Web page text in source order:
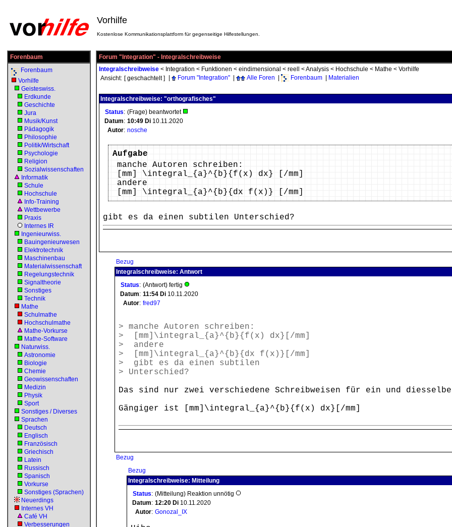
Vorhilfe
Kostenlose Kommunikationsplattform für gegenseitige Hilfestellungen.
Forenbaum
Forenbaum
Vorhilfe
Geisteswiss.
Erdkunde
Geschichte
Jura
Musik/Kunst
Pädagogik
Philosophie
Politik/Wirtschaft
Psychologie
Religion
Sozialwissenschaften
Informatik
Schule
Hochschule
Info-Training
Wettbewerbe
Praxis
Internes IR
Ingenieurwiss.
Bauingenieurwesen
Elektrotechnik
Maschinenbau
Materialwissenschaft
Regelungstechnik
Signaltheorie
Sonstiges
Technik
Mathe
Schulmathe
Hochschulmathe
Mathe-Vorkurse
Mathe-Software
Naturwiss.
Astronomie
Biologie
Chemie
Geowissenschaften
Medizin
Physik
Sport
Sonstiges / Diverses
Sprachen
Deutsch
Englisch
Französisch
Griechisch
Latein
Russisch
Spanisch
Vorkurse
Sonstiges (Sprachen)
Neuerdings
Internes VH
Café VH
Verbesserungen
Forum "Integration" - Integralschreibweise
Integralschreibweise < Integration < Funktionen < eindimensional < reell <Analysis < Hochschule < Mathe < Vorhilfe
Ansicht: [ geschachtelt ] Forum "Integration" Alle Foren Forenbaum Materialien
Integralschreibweise: "orthografisches"
Status: (Frage) beantwortet
Datum: 10:49 Di 10.11.2020
Autor: nosche
Aufgabe
manche Autoren schreiben:
[mm] \integral_{a}^{b}{f(x) dx} [/mm]
andere
[mm] \integral_{a}^{b}{dx f(x)} [/mm]
gibt es da einen subtilen Unterschied?
Bezug
Integralschreibweise: Antwort
Status: (Antwort) fertig
Datum: 11:54 Di 10.11.2020
Autor: fred97
> manche Autoren schreiben:
> [mm]\integral_{a}^{b}{f(x) dx}[/mm]
> andere
> [mm]\integral_{a}^{b}{dx f(x)}[/mm]
> gibt es da einen subtilen
> Unterschied?
Das sind nur zwei verschiedene Schreibweisen für ein und
Gängiger ist [mm]\integral_{a}^{b}{f(x) dx}[/mm]
Bezug
Bezug
Integralschreibweise: Mitteilung
Status: (Mitteilung) Reaktion unnötig
Datum: 12:20 Di 10.11.2020
Autor: Gonozal_IX